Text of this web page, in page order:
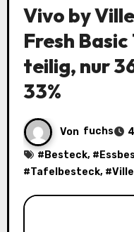
Vivo by
Fresh
teilig, nur
33%
Von fuchs
# Besteck, #
#Tafelbesteck, #